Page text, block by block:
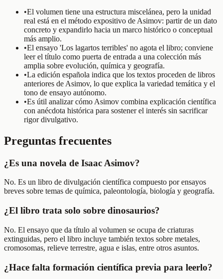
•El volumen tiene una estructura miscelánea, pero la unidad
real está en el método expositivo de Asimov: partir de un dato
concreto y expandirlo hacia un marco histórico o conceptual
más amplio.
•El ensayo 'Los lagartos terribles' no agota el libro; conviene
leer el título como puerta de entrada a una colección más
amplia sobre evolución, química y geografía.
•La edición española indica que los textos proceden de libros
anteriores de Asimov, lo que explica la variedad temática y el
tono de ensayo autónomo.
•Es útil analizar cómo Asimov combina explicación científica
con anécdota histórica para sostener el interés sin sacrificar
rigor divulgativo.
Preguntas frecuentes
¿Es una novela de Isaac Asimov?
No. Es un libro de divulgación científica compuesto por ensayos
breves sobre temas de química, paleontología, biología y geografía.
¿El libro trata solo sobre dinosaurios?
No. El ensayo que da título al volumen se ocupa de criaturas
extinguidas, pero el libro incluye también textos sobre metales,
cromosomas, relieve terrestre, agua e islas, entre otros asuntos.
¿Hace falta formación científica previa para leerlo?